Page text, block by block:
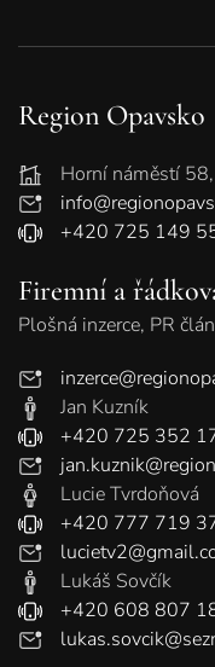
Region Opavsko
Horní náměstí
+420 725 149
Firemní a
Plošná inzerce, PR
Jan Kuzník
+420 725 352
Lucie Tvrdoňová
+420 777 719
Lukáš Sovčík
+420 608 807